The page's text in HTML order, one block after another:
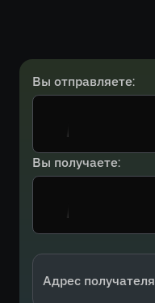
Вы отправляете:
Вы получаете:
Адрес получателя